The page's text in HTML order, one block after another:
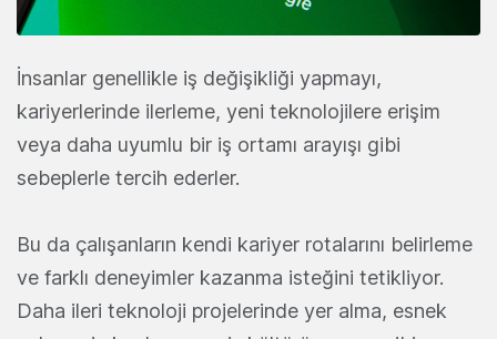
İnsanlar genellikle iş değişikliği yapmayı,
kariyerlerinde ilerleme, yeni teknolojilere erişim
veya daha uyumlu bir iş ortamı arayışı gibi
sebeplerle tercih ederler.
Bu da çalışanların kendi kariyer rotalarını belirleme
ve farklı deneyimler kazanma isteğini tetikliyor.
Daha ileri teknoloji projelerinde yer alma, esnek